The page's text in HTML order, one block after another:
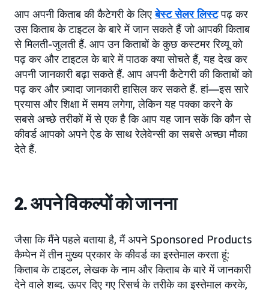
आप अपनी किताब की कैटेगरी के लिएबेस्ट सेलर लिस्टपढ़ कर
उस किताब के टाइटल के बारे में जान सकते हैं जो आपकी किताब
से मिलती-जुलती हैं. आप उन किताबों के कुछ कस्टमर रिव्यू को
पढ़ कर और टाइटल के बारे में पाठक क्या सोचते हैं, यह देख कर
अपनी जानकारी बढ़ा सकते हैं. आप अपनी कैटेगरी की किताबों को
पढ़ कर और ज़्यादा जानकारी हासिल कर सकते हैं. हां—इस सारे
प्रयास और शिक्षा में समय लगेगा, लेकिन यह पक्का करने के
सबसे अच्छे तरीकों में से एक है कि आप यह जान सकें कि कौन से
कीवर्ड आपको अपने ऐड के साथ रेलेवेन्सी का सबसे अच्छा मौका
देते हैं.
2. अपने विकल्पों को जानना
जैसा कि मैंने पहले बताया है, मैं अपने Sponsored Products
कैम्पेन में तीन मुख्य प्रकार के कीवर्ड का इस्तेमाल करता हूं:
किताब के टाइटल, लेखक के नाम और किताब के बारे में जानकारी
देने वाले शब्द. ऊपर दिए गए रिसर्च के तरीके का इस्तेमाल करके,